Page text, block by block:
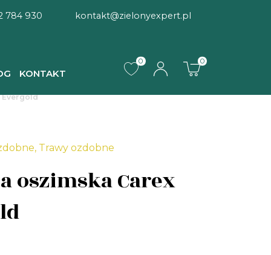
784 930 kontakt@zielonyexpert.pl
KONTAKT
0 0
Evergold
, Trawy ozdobne
oszimska Carex